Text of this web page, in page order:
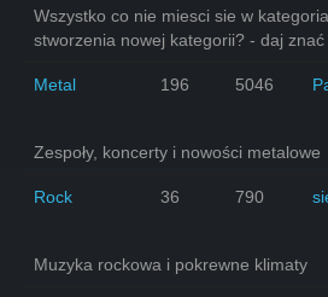
Wszystko co nie miesci sie w
stworzenia nowej kategorii? - daj znać
Metal 196 5046
Zespoły, koncerty i nowości metalowe
Rock 36 790
Muzyka rockowa i pokrewne klimaty